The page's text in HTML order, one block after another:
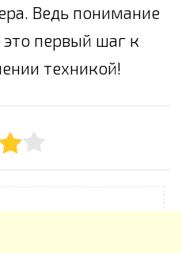
Ведь понимание
первый шаг к
техникой!